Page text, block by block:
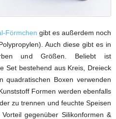
Förmchen gibt es außerdem noch
Auch diese gibt es in
und Größen. Beliebt ist
Set bestehend aus Kreis, Dreieck
Boxen verwenden
Formen werden ebenfalls
zu trennen und feuchte Speisen
gegenüber Silikonformen &